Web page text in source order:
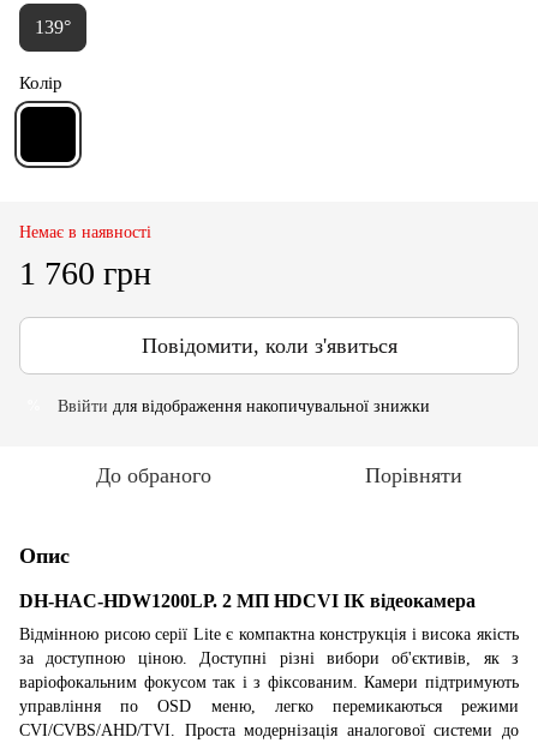
139°
Колір
Немає в наявності
1 760 грн
Повідомити, коли з'явиться
Ввійти для відображення накопичувальної знижки
До обраного Порівняти
Опис
DH-HAC-HDW1200LP. 2 МП HDCVI ІК відеокамера
Відмінною рисою серії Lite є компактна конструкція і висока якість
за доступною ціною. Доступні різні вибори об'єктивів, як з
варіофокальним фокусом так і з фіксованим. Камери підтримують
управління по OSD меню, легко перемикаються режими
CVI/CVBS/AHD/TVI. Проста модернізація аналогової системи до